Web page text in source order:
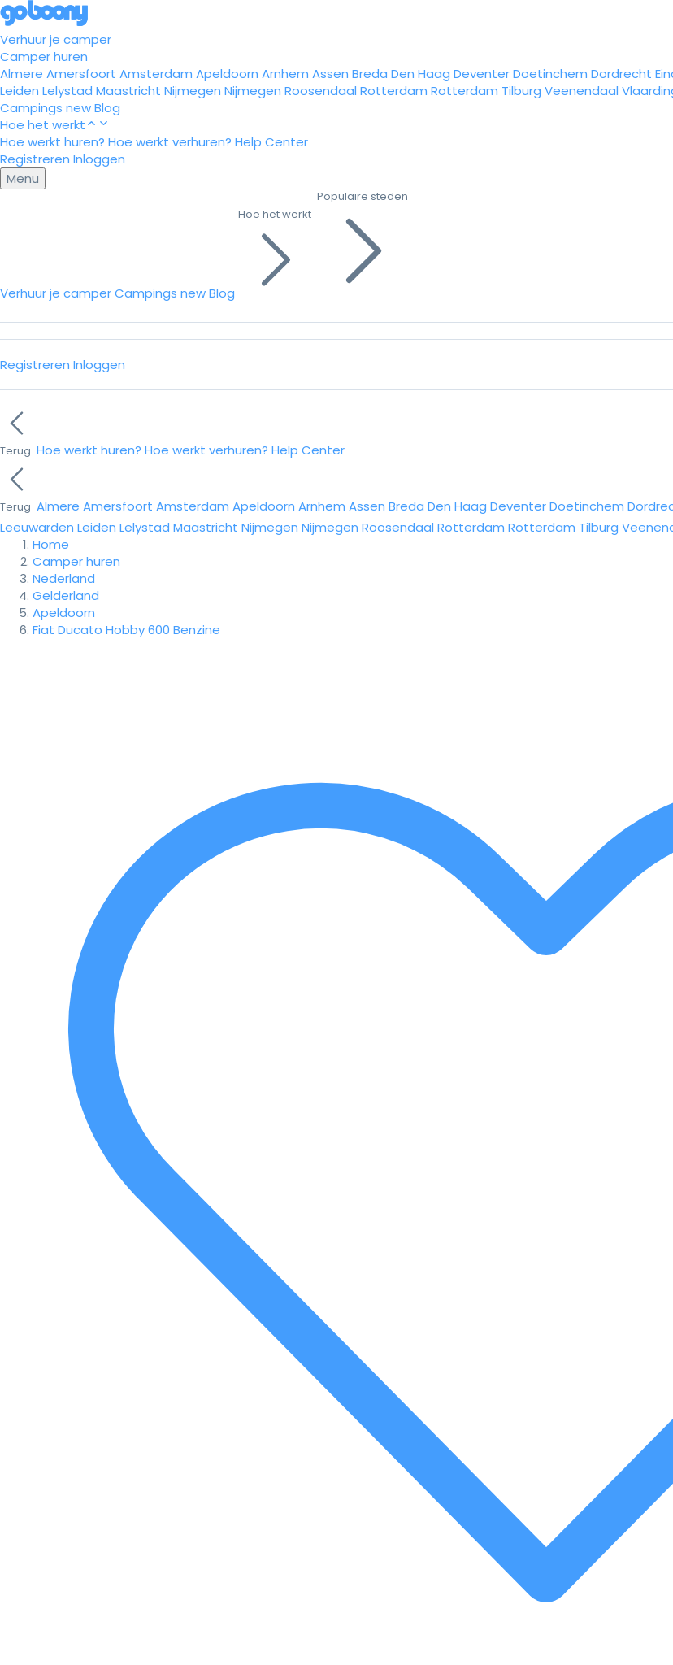
Verhuur je camper
Camper huren
Almere Amersfoort Amsterdam Apeldoorn Arnhem Assen Breda Den Haag DeventerDoetinchem Dordrecht
Leiden Lelystad Maastricht Nijmegen Nijmegen Roosendaal Rotterdam Rotterdam Tilburg Veenendaal
Campings newBlog
Hoe het werkt
Hoe werkt huren? Hoe werkt verhuren? Help Center
Registreren Inloggen
Menu
Verhuur je camperCampings newBlog
Hoe het werkt
Populaire steden
Registreren Inloggen
Terug Hoe werkt huren? Hoe werkt verhuren? Help Center
Terug Almere Amersfoort Amsterdam Apeldoorn Arnhem Assen Breda Den Haag DeventerDoetinchem
Leeuwarden Leiden Lelystad Maastricht Nijmegen Nijmegen Roosendaal Rotterdam Rotterdam Tilburg
Home
Camper huren
Nederland
Gelderland
Apeldoorn
Fiat Ducato Hobby 600 Benzine